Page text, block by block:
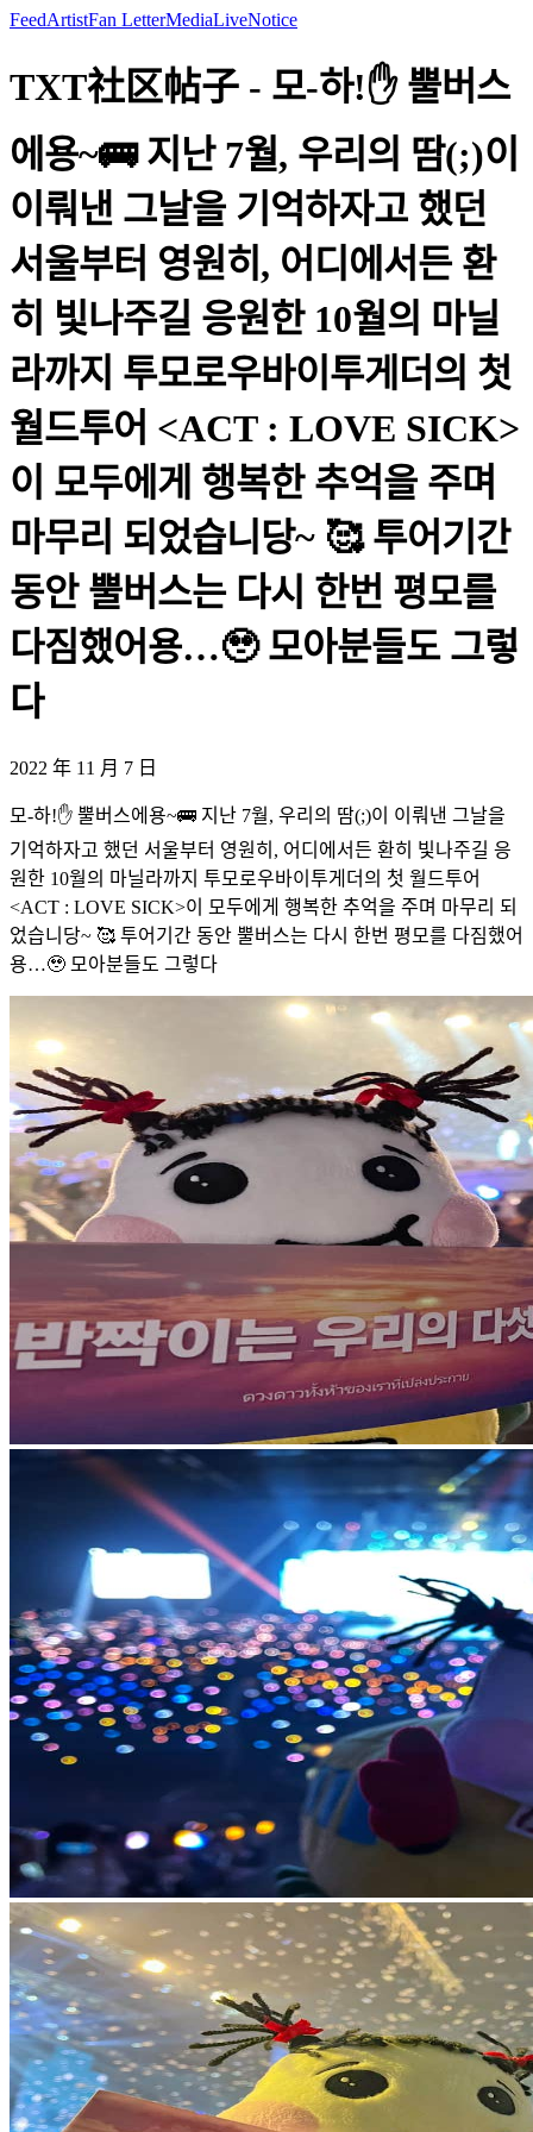
FeedArtistFan LetterMediaLiveNotice
TXT社区帖子 - 모-하!✋ 뿔버스
에용~🚌 지난 7월, 우리의 땀(;)이
이뤄낸 그날을 기억하자고 했던
서울부터 영원히, 어디에서든 환
히 빛나주길 응원한 10월의 마닐
라까지 투모로우바이투게더의 첫
월드투어 <ACT : LOVE SICK>
이 모두에게 행복한 추억을 주며
마무리 되었습니당~ 🥰 투어기간
동안 뿔버스는 다시 한번 평모를
다짐했어용…🥹 모아분들도 그렇
다
2022 年 11 月 7 日
모-하!✋ 뿔버스에용~🚌 지난 7월, 우리의 땀(;)이 이뤄낸 그날을
기억하자고 했던 서울부터 영원히, 어디에서든 환히 빛나주길 응
원한 10월의 마닐라까지 투모로우바이투게더의 첫 월드투어
<ACT : LOVE SICK>이 모두에게 행복한 추억을 주며 마무리 되
었습니당~ 🥰 투어기간 동안 뿔버스는 다시 한번 평모를 다짐했어
용…🥹 모아분들도 그렇다